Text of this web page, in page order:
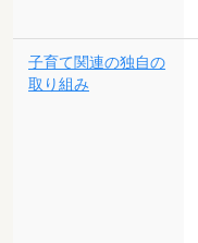
子育て関連の独自の
取り組み